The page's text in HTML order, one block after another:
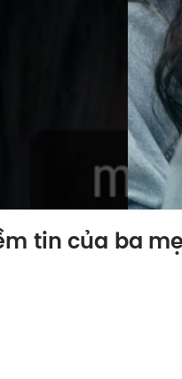
tin của ba